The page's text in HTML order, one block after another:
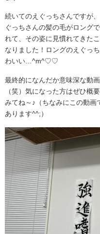
続いてのえぐっちさんですが
ぐっちさんの髪の毛がロング
れて、その姿に見慣れてきた
なりました！ロングのえぐっ
わいい…^m^♡♡
最終的になんだか意味深な動
（笑）気になった方はぜひ概
みてね～♪（ちなみにこの動画
あります^^;）